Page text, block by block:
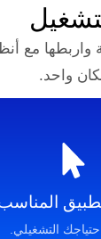
فاستكو من